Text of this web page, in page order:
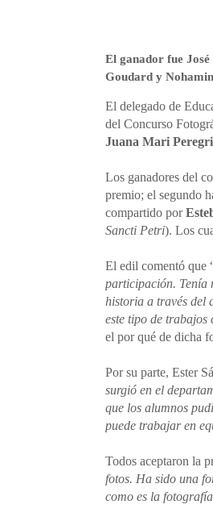
El ganador fue
Goudard y
El delegado de
del Concurso
Juana Mari
Los ganadores del
premio; el segundo
compartido por
Sancti Petri). Los
El edil comentó que
participación. Tenía
historia a través del
este tipo de trabajos
el por qué de dicha
Por su parte, Ester
surgió en el
que los alumnos
puede trabajar en
Todos aceptaron la
fotos. Ha sido una
como es la